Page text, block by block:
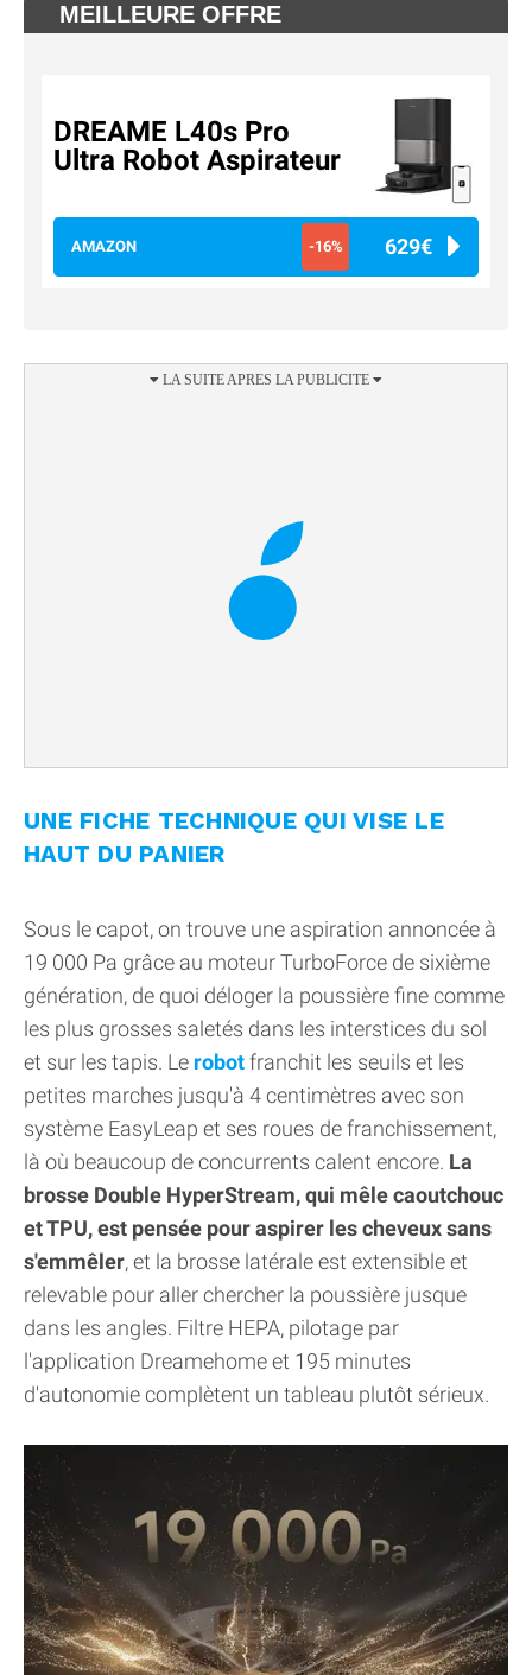
MEILLEURE OFFRE
DREAME L40s Pro
Ultra Robot Aspirateur
AMAZON -16% 629€
UNE FICHE TECHNIQUE QUI VISE LE
HAUT DU PANIER
Sous le capot, on trouve une aspiration annoncée à
19 000 Pa grâce au moteur TurboForce de sixième
génération, de quoi déloger la poussière fine comme
les plus grosses saletés dans les interstices du sol
et sur les tapis. Le robotfranchit les seuils et les
petites marches jusqu'à 4 centimètres avec son
système EasyLeap et ses roues de franchissement,
là où beaucoup de concurrents calent encore. La
brosse Double HyperStream, qui mêle caoutchouc
et TPU, est pensée pour aspirer les cheveux sans
s'emmêler, et la brosse latérale est extensible et
relevable pour aller chercher la poussière jusque
dans les angles. Filtre HEPA, pilotage par
l'application Dreamehome et 195 minutes
d'autonomie complètent un tableau plutôt sérieux.